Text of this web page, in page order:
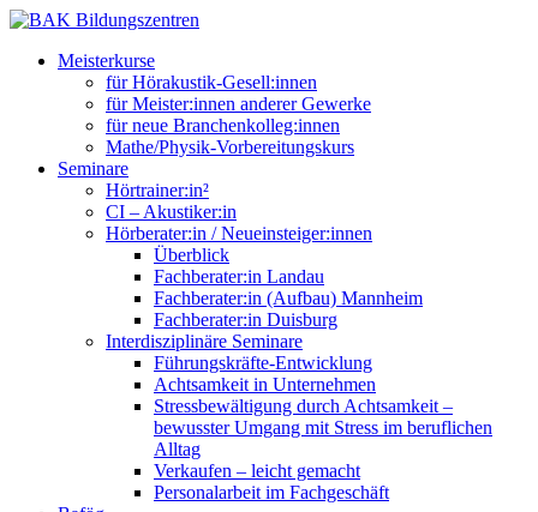
Meisterkurse
für Hörakustik-Gesell:innen
für Meister:innen anderer Gewerke
für neue Branchenkolleg:innen
Mathe/Physik-Vorbereitungskurs
Seminare
Hörtrainer:in²
CI – Akustiker:in
Hörberater:in / Neueinsteiger:innen
Überblick
Fachberater:in Landau
Fachberater:in (Aufbau) Mannheim
Fachberater:in Duisburg
Interdisziplinäre Seminare
Führungskräfte-Entwicklung
Achtsamkeit in Unternehmen
Stressbewältigung durch Achtsamkeit –
bewusster Umgang mit Stress im beruflichen
Alltag
Verkaufen – leicht gemacht
Personalarbeit im Fachgeschäft